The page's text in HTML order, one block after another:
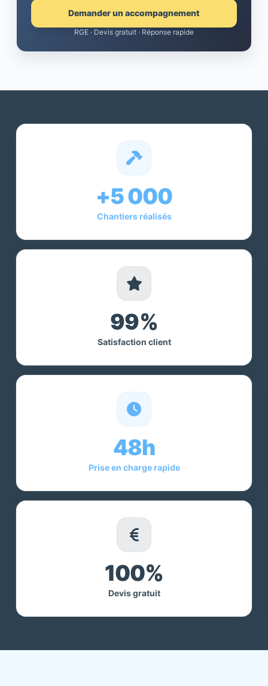
Demander un accompagnement
RGE · Devis gratuit · Réponse rapide
+5 000
Chantiers réalisés
99%
Satisfaction client
48h
Prise en charge rapide
100%
Devis gratuit